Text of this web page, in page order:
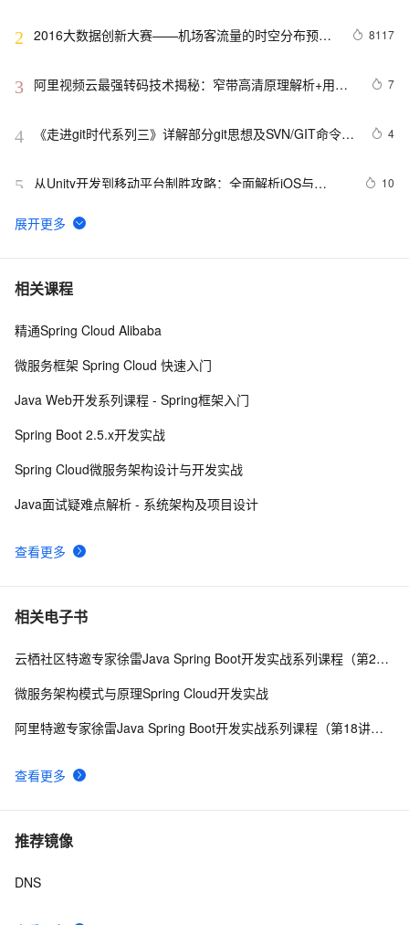
2 2016大数据创新大赛——机场客流量的时空分布预测
8117
3
阿里视频云最强转码技术揭秘：窄带高清原理解析+用户
7
4
《走进git时代系列三》详解部分git思想及SVN/GIT命令对
4
5
从Unity开发到移动平台制胜攻略：全面解析iOS与
打造爆款手游不是梦——性能优化、广告集成与内购设
10
6 一、【计算】SQL Optimizer 优化解析 | 青训营笔记
7 朴素的XPath解析器
8 jQuery技术内幕：深入解析jQuery架构设计与实现原
super()函数使用
10Jprofile解析dump文件使用详解（二）
相关课程
查看更多
精通Spring Cloud Alibaba
微服务框架 Spring Cloud 快速入门
Java Web开发系列课程 - Spring框架入门
Spring Boot 2.5.x开发实战
Spring Cloud微服务架构设计与开发实战
Java面试疑难点解析 - 系统架构及项目设计
相关电子书
查看更多
云栖社区特邀专家徐雷Java Spring Boot开发实战系列课程（第20讲）：经典面试题与阿里等名企内部招聘求职面试技巧
微服务架构模式与原理Spring Cloud开发实战
阿里特邀专家徐雷Java Spring Boot开发实战系列课程（第18讲）：制作Java Docker镜像与推送到DockerHub和阿里云Docker仓库
推荐镜像
DNS